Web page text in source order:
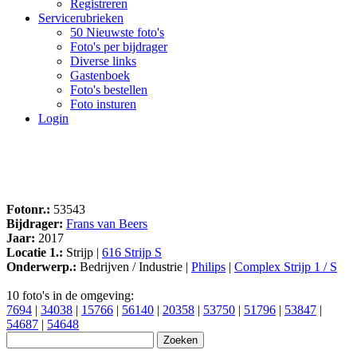
Registreren
Servicerubrieken
50 Nieuwste foto's
Foto's per bijdrager
Diverse links
Gastenboek
Foto's bestellen
Foto insturen
Login
Fotonr.: 53543
Bijdrager: Frans van Beers
Jaar: 2017
Locatie 1.: Strijp | 616 Strijp S
Onderwerp.: Bedrijven / Industrie | Philips | Complex Strijp 1 / S
10 foto's in de omgeving:
7694 | 34038 | 15766 | 56140 | 20358 | 53750 | 51796 | 53847 |
54687 | 54648